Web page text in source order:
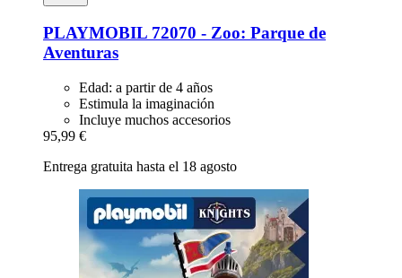
PLAYMOBIL 72070 -​ Zoo: Parque de
Aventuras
Edad: a partir de 4 años
Estimula la imaginación
Incluye muchos accesorios
95,99 €
Entrega gratuita hasta el 18 agosto